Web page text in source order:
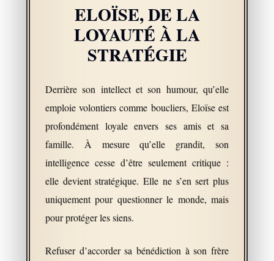
ELOÏSE, DE LA
LOYAUTÉ À LA
STRATÉGIE
Derrière son intellect et son humour, qu’elle
emploie volontiers comme boucliers, Eloïse est
profondément loyale envers ses amis et sa
famille. À mesure qu’elle grandit, son
intelligence cesse d’être seulement critique :
elle devient stratégique. Elle ne s’en sert plus
uniquement pour questionner le monde, mais
pour protéger les siens.
Refuser d’accorder sa bénédiction à son frère